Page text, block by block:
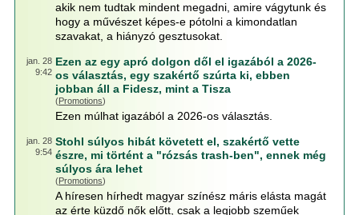
akik nem tudtak mindent megadni, amire vágytunk és
hogy a művészet képes-e pótolni a kimondatlan
szavakat, a hiányzó gesztusokat.
jan. 28
9:42
Ezen az egy apró dolgon dől el igazából a 2026-
os választás, egy szakértő szúrta ki, ebben
jobban áll a Fidesz, mint a Tisza
(Promotions)
Ezen múlhat igazából a 2026-os választás.
jan. 28
9:54
Stohl súlyos hibát követett el, szakértő vette
észre, mi történt a "rózsás trash-ben", ennek még
súlyos ára lehet
(Promotions)
A híresen hírhedt magyar színész máris elásta magát
az érte küzdő nők előtt, csak a legjobb szeműek